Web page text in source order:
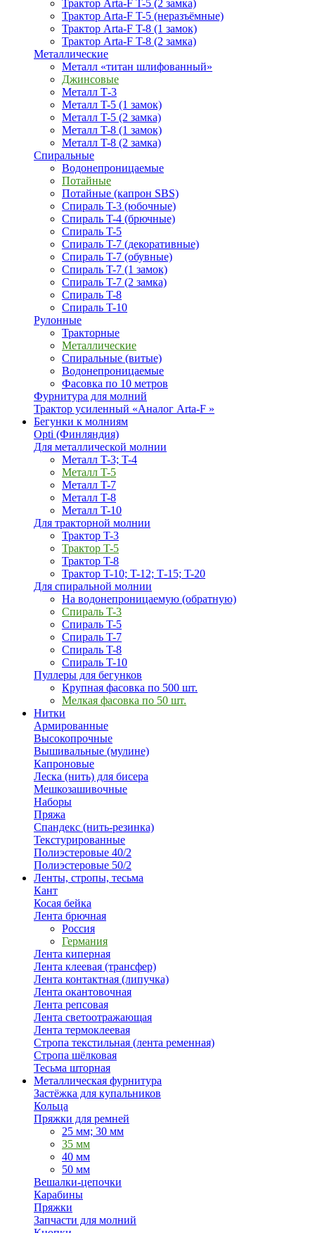
Трактор Arta-F T-5 (2 замка)
Трактор Arta-F T-5 (неразъёмные)
Трактор Arta-F T-8 (1 замок)
Трактор Arta-F T-8 (2 замка)
Металлические
Металл «титан шлифованный»
Джинсовые
Металл Т-3
Металл T-5 (1 замок)
Металл T-5 (2 замка)
Металл T-8 (1 замок)
Металл T-8 (2 замка)
Спиральные
Водонепроницаемые
Потайные
Потайные (капрон SBS)
Спираль T-3 (юбочные)
Спираль T-4 (брючные)
Спираль T-5
Спираль T-7 (декоративные)
Спираль T-7 (обувные)
Спираль T-7 (1 замок)
Спираль T-7 (2 замка)
Спираль T-8
Спираль T-10
Рулонные
Тракторные
Металлические
Спиральные (витые)
Водонепроницаемые
Фасовка по 10 метров
Фурнитура для молний
Трактор усиленный «Аналог Arta-F »
Бегунки к молниям
Opti (Финляндия)
Для металлической молнии
Металл T-3; T-4
Металл T-5
Металл T-7
Металл T-8
Металл T-10
Для тракторной молнии
Трактор T-3
Трактор T-5
Трактор T-8
Трактор T-10; T-12; Т-15; T-20
Для спиральной молнии
На водонепроницаемую (обратную)
Спираль T-3
Спираль T-5
Спираль T-7
Спираль T-8
Спираль T-10
Пуллеры для бегунков
Крупная фасовка по 500 шт.
Мелкая фасовка по 50 шт.
Нитки
Армированные
Высокопрочные
Вышивальные (мулине)
Капроновые
Леска (нить) для бисера
Мешкозашивочные
Наборы
Пряжа
Спандекс (нить-резинка)
Текстурированные
Полиэстеровые 40/2
Полиэстеровые 50/2
Ленты, стропы, тесьма
Кант
Косая бейка
Лента брючная
Россия
Германия
Лента киперная
Лента клеевая (трансфер)
Лента контактная (липучка)
Лента окантовочная
Лента репсовая
Лента светоотражающая
Лента термоклеевая
Стропа текстильная (лента ременная)
Стропа шёлковая
Тесьма шторная
Металлическая фурнитура
Застёжка для купальников
Кольца
Пряжки для ремней
25 мм; 30 мм
35 мм
40 мм
50 мм
Вешалки-цепочки
Карабины
Пряжки
Запчасти для молний